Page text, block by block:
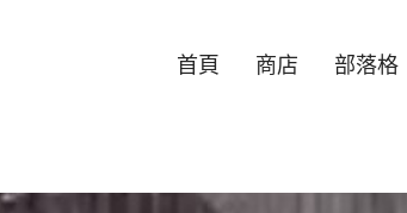
首頁 商店 部落格